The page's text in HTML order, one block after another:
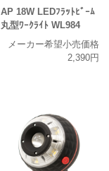
AP 18W LEDﾌﾗｯﾄﾋﾞｰﾑ
丸型ﾜｰｸﾗｲﾄ WL984
メーカー希望小売価格
2,390円